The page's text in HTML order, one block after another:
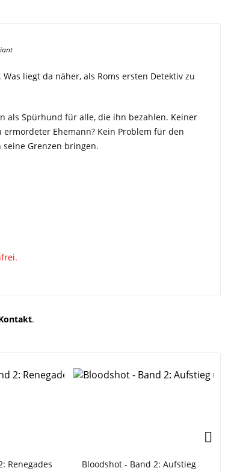
liegt da näher, als Roms ersten Detektiv zu
als Spürhund für alle, die ihn bezahlen. Keiner
Ehemann? Kein Problem für den
Grenzen bringen.
.
Renegades
Bloodshot - Band 2: Aufstieg